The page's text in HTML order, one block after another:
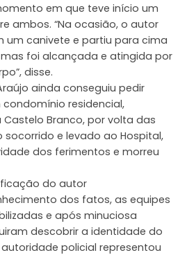
em que teve início um
ambos. “Na ocasião, o autor
um canivete e partiu para cima
foi alcançada e atingida por
disse.
ainda conseguiu pedir
residencial,
Branco, por volta das
socorrido e levado ao Hospital,
dos ferimentos e morreu
do autor
dos fatos, as equipes
e após minuciosa
descobrir a identidade do
policial representou